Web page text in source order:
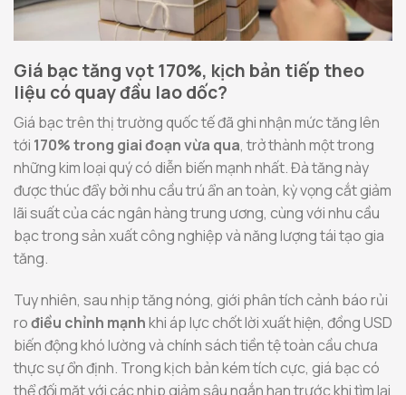
Giá bạc tăng vọt 170%, kịch bản tiếp theo
liệu có quay đầu lao dốc?
Giá bạc trên thị trường quốc tế đã ghi nhận mức tăng lên
tới 170% trong giai đoạn vừa qua, trở thành một trong
những kim loại quý có diễn biến mạnh nhất. Đà tăng này
được thúc đẩy bởi nhu cầu trú ẩn an toàn, kỳ vọng cắt giảm
lãi suất của các ngân hàng trung ương, cùng với nhu cầu
bạc trong sản xuất công nghiệp và năng lượng tái tạo gia
tăng.
Tuy nhiên, sau nhịp tăng nóng, giới phân tích cảnh báo rủi
rođiều chỉnh mạnhkhi áp lực chốt lời xuất hiện, đồng USD
biến động khó lường và chính sách tiền tệ toàn cầu chưa
thực sự ổn định. Trong kịch bản kém tích cực, giá bạc có
thể đối mặt với các nhịp giảm sâu ngắn hạn trước khi tìm lại